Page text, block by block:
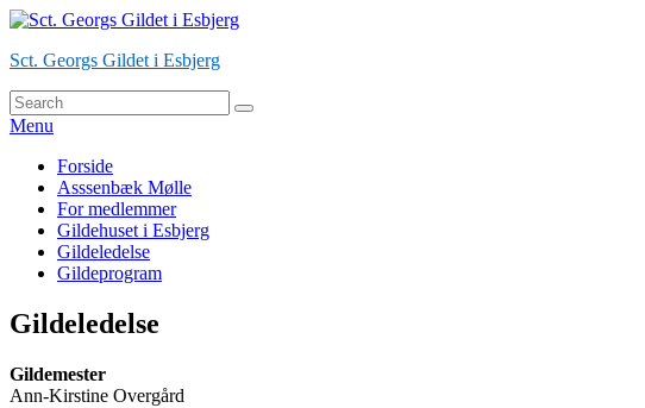
Skip
content
Sct. Georgs Gildet i Esbjerg
Search
for:
Søg
Menu
Primær
menu
Forside
Asssenbæk Mølle
For medlemmer
Gildehuset i Esbjerg
Gildeledelse
Gildeprogram
Gildeledelse
Gildemester
Ann-Kirstine Overgård